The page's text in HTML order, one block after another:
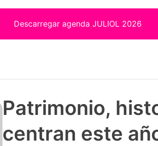
Descarregar agenda JULIOL 2026
Patrimonio,
centran este